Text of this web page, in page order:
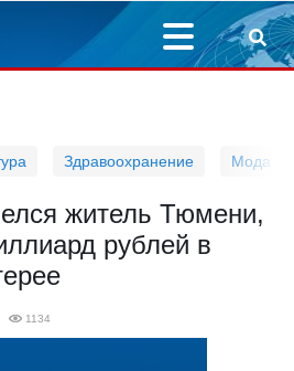
Здравоохранение Мода
житель Тюмени,
рублей в
1134